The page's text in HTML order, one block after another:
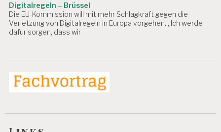
Digitalregeln – Brüssel
Die EU-Kommission will mit mehr Schlagkraft gegen die
Verletzung von Digitalregeln in Europa vorgehen. „Ich werde
dafür sorgen, dass wir